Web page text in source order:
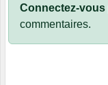
Connectez-vous
commentaires.